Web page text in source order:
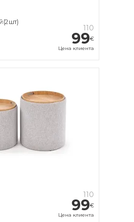
110
99€
Цена клиента
(2 шт)
110
99€
Цена клиента